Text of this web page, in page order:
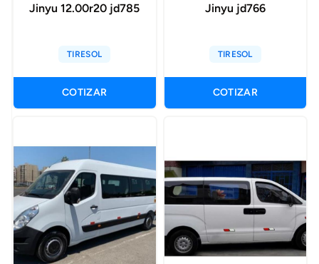
Jinyu 12.00r20 jd785
TIRESOL
COTIZAR
Jinyu jd766
TIRESOL
COTIZAR